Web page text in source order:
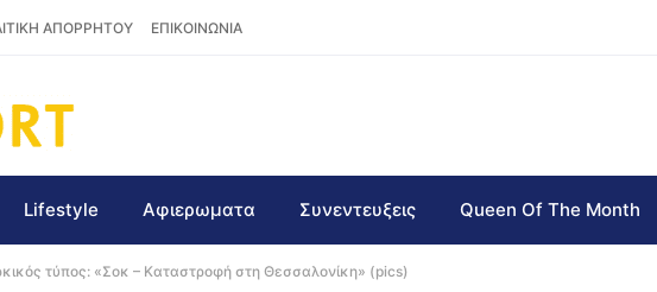
ΑΠΟΡΡΗΤΟΥ ΕΠΙΚΟΙΝΩΝΙΑ
Lifestyle Αφιερωματα Συνεντευξεις Queen Of The Month
τύπος: «Σοκ – Καταστροφή στη Θεσσαλονίκη» (pics)